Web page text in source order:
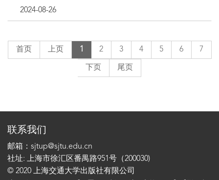
2024-08-26
首页 上页 1 2 3 4 5 6 7
下页 尾页
联系我们
邮箱：sjtup@sjtu.edu.cn
社址: 上海市徐汇区番禺路951号（200030)
© 2020 上海交通大学出版社有限公司